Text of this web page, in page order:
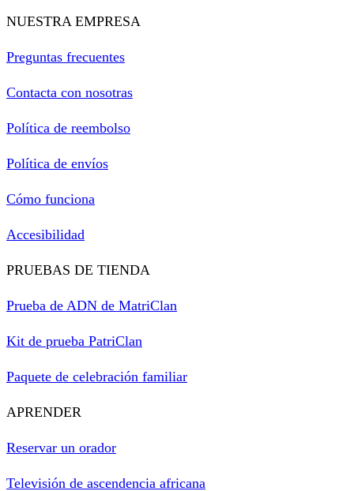
NUESTRA EMPRESA
Preguntas frecuentes
Contacta con nosotras
Política de reembolso
Política de envíos
Cómo funciona
Accesibilidad
PRUEBAS DE TIENDA
Prueba de ADN de MatriClan
Kit de prueba PatriClan
Paquete de celebración familiar
APRENDER
Reservar un orador
Televisión de ascendencia africana